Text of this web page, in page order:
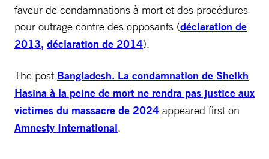
faveur de condamnations à mort et des procédures
pour outrage contre des opposants (déclaration de
2013, déclaration de 2014).
The post Bangladesh. La condamnation de Sheikh
Hasina à la peine de mort ne rendra pas justice aux
victimes du massacre de 2024 appeared first on
Amnesty International.